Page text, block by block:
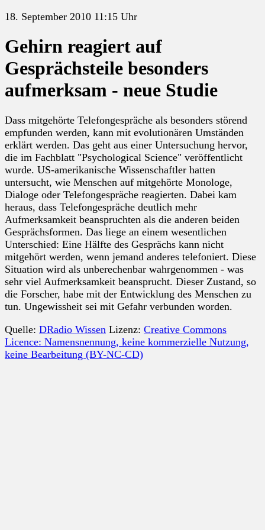
18. September 2010 11:15 Uhr
Gehirn reagiert auf
Gesprächsteile besonders
aufmerksam - neue Studie
Dass mitgehörte Telefongespräche als besonders störend
empfunden werden, kann mit evolutionären Umständen
erklärt werden. Das geht aus einer Untersuchung hervor,
die im Fachblatt "Psychological Science" veröffentlicht
wurde. US-amerikanische Wissenschaftler hatten
untersucht, wie Menschen auf mitgehörte Monologe,
Dialoge oder Telefongespräche reagierten. Dabei kam
heraus, dass Telefongespräche deutlich mehr
Aufmerksamkeit beanspruchten als die anderen beiden
Gesprächsformen. Das liege an einem wesentlichen
Unterschied: Eine Hälfte des Gesprächs kann nicht
mitgehört werden, wenn jemand anderes telefoniert. Diese
Situation wird als unberechenbar wahrgenommen - was
sehr viel Aufmerksamkeit beansprucht. Dieser Zustand, so
die Forscher, habe mit der Entwicklung des Menschen zu
tun. Ungewissheit sei mit Gefahr verbunden worden.
Quelle: DRadio Wissen Lizenz: Creative Commons
Licence: Namensnennung, keine kommerzielle Nutzung,
keine Bearbeitung (BY-NC-CD)